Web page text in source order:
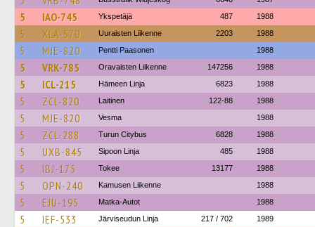
5 IAO-745 Ykspetäjä 487 1988
5 XLA-570 Uuraisten Liikenne 2203 1988
5 MJE-820 Pentti Paasonen 1988
5 VRK-785 Oravaisten Liikenne 147256 1988
5 ICL-215 Hämeen Linja 6823 1988
5 ZCL-820 Laitinen 122-88 1988
5 MJE-820 Vesma 1988
5 ZCL-288 Turun Citybus 6828 1988
5 UXB-845 Sipoon Linja 485 1988
5 IBJ-175 Tokee 13177 1988
5 OPN-240 Kamusen Liikenne 1988
5 EJU-195 Matka-Autot 1988
5 IEF-533 Järviseudun Linja 217 / 702 1989